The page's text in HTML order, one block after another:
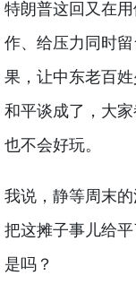
特朗普这回又在
作、给压力同时
果，让中东老百
和平谈成了，大
也不会好玩。
我说，静等周末
把这摊子事儿给
是吗？